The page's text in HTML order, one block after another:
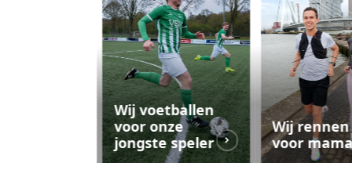
Wij voetballen
voor onze
jongste speler
Wij rennen
voor